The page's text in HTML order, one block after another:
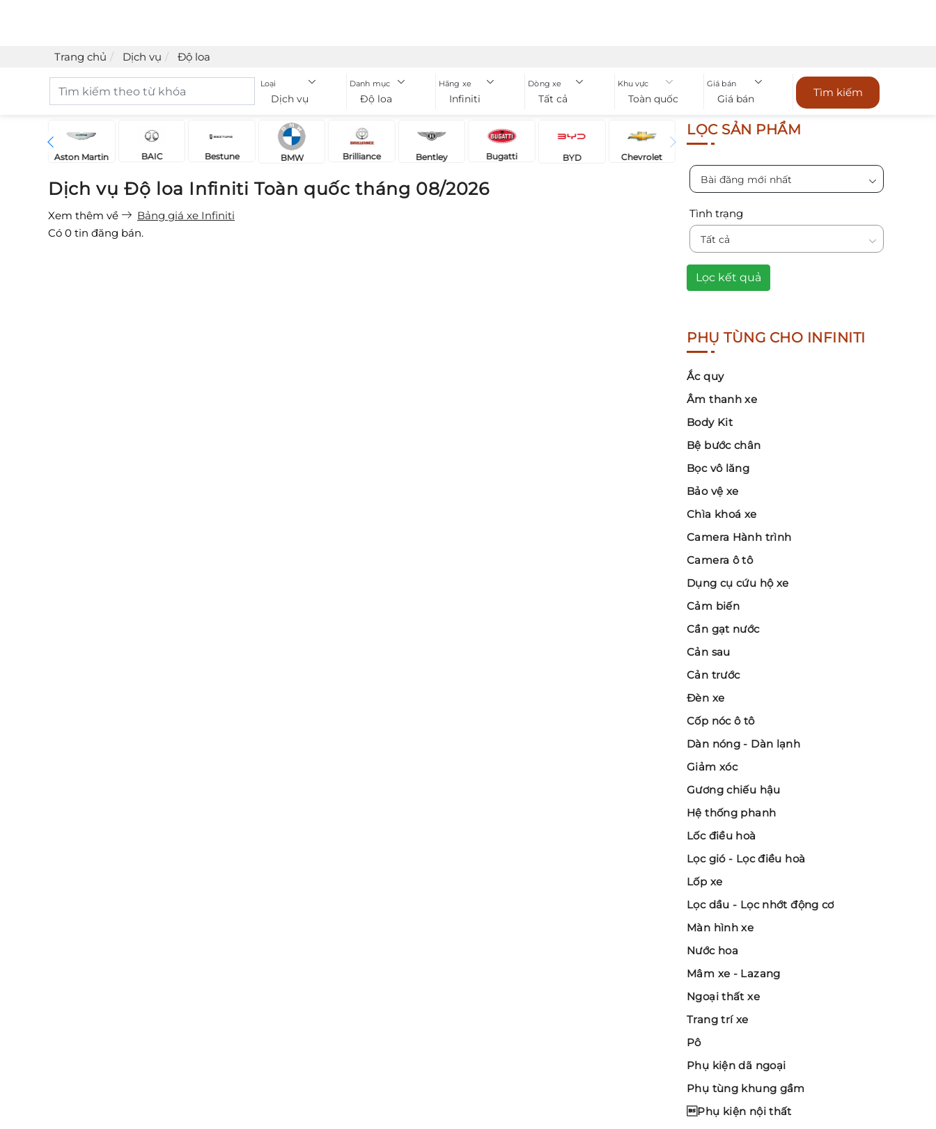
Trang chủ Dịch vụ Độ loa
Loại
Dịch vụ
Danh mục
Độ loa
Hãng xe
Infiniti
Dòng xe
Tất cả
Khu vực
Toàn quốc
Giá bán
Giá bán Tìm kiếm
Aston Martin BAIC Bestune BMW Brilliance Bentley Bugatti BYD Chevrolet
Dịch vụ Độ loa Infiniti Toàn quốc tháng 08/2026
Xem thêm về
Bảng giá xe Infiniti
Có 0 tin đăng bán.
LỌC SẢN PHẨM
Bài đăng mới nhất
Tình trạng
Tất cả
Lọc kết quả
PHỤ TÙNG CHO INFINITI
Ắc quy
Âm thanh xe
Body Kit
Bệ bước chân
Bọc vô lăng
Bảo vệ xe
Chìa khoá xe
Camera Hành trình
Camera ô tô
Dụng cụ cứu hộ xe
Cảm biến
Cần gạt nước
Cản sau
Cản trước
Đèn xe
Cốp nóc ô tô
Dàn nóng - Dàn lạnh
Giảm xóc
Gương chiếu hậu
Hệ thống phanh
Lốc điều hoà
Lọc gió - Lọc điều hoà
Lốp xe
Lọc dầu - Lọc nhớt động cơ
Màn hình xe
Nước hoa
Mâm xe - Lazang
Ngoại thất xe
Trang trí xe
Pô
Phụ kiện dã ngoại
Phụ tùng khung gầm
Phụ kiện nội thất